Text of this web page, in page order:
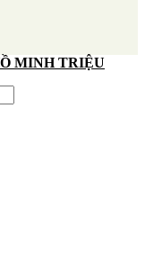
MINH TRIỆU